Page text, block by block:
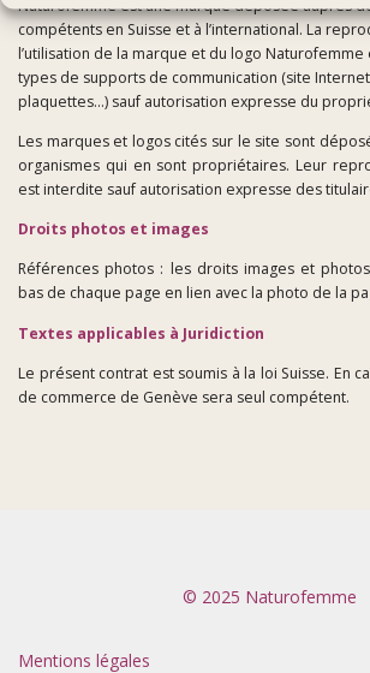
Naturofemme est une marque déposée auprès
compétents en Suisse et à l’international. La
l’utilisation de la marque et du logo
types de supports de communication (site
plaquettes…) sauf autorisation expresse du
Les marques et logos cités sur le site sont
organismes qui en sont propriétaires. Leur
est interdite sauf autorisation expresse des
Droits photos et images
Références photos : les droits images et
bas de chaque page en lien avec la photo de la
Textes applicables à Juridiction
Le présent contrat est soumis à la loi Suisse. En
de commerce de Genève sera seul compétent.
© 2025 Naturofemme
Mentions légales